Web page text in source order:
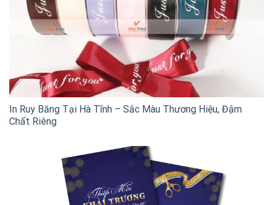
In Ruy Băng Tại Hà Tĩnh – Sắc Màu Thương Hiệu, Đậm
Chất Riêng